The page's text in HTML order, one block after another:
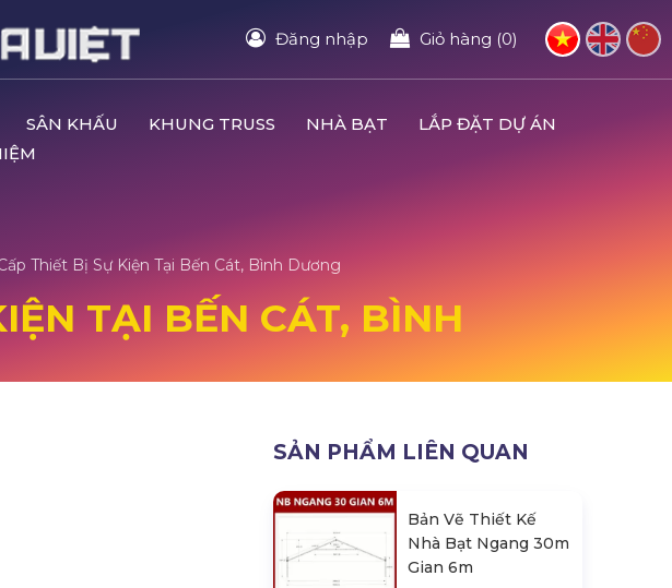
Đăng nhập Giỏ hàng (0)
SÂN KHẤU KHUNG TRUSS NHÀ BẠT
LẮP ĐẶT DỰ ÁN
Thiết Bị Sự Kiện Tại Bến Cát, Bình Dương
TẠI BẾN CÁT, BÌNH
SẢN PHẨM LIÊN QUAN
Bản Vẽ Thiết Kế
Nhà Bạt Ngang 30m
Gian 6m